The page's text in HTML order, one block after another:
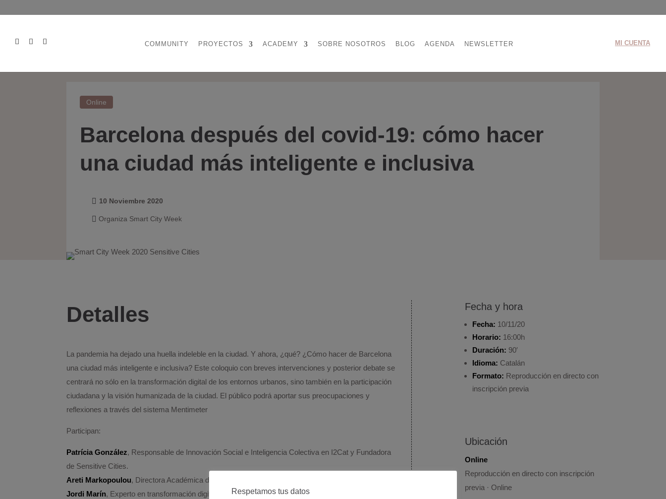
COMMUNITY PROYECTOS ACADEMY SOBRE NOSOTROS BLOG AGENDA NEWSLETTER MI CUENTA
Online
Barcelona después del covid-19: cómo hacer
una ciudad más inteligente e inclusiva
 10 Noviembre 2020
 Organiza Smart City Week
Detalles
La pandemia ha dejado una huella indeleble en la ciudad. Y ahora, ¿qué? ¿Cómo hacer de Barcelona
una ciudad más inteligente e inclusiva? Este coloquio con breves intervenciones y posterior debate se
centrará no sólo en la transformación digital de los entornos urbanos, sino también en la participación
ciudadana y la visión humanizada de la ciudad. El público podrá aportar sus preocupaciones y
reflexiones a través del sistema Mentimeter
Participan:
Patrícia González, Responsable de Innovación Social e Inteligencia Colectiva en I2Cat y Fundadora
de Sensitive Cities.
Areti Markopoulou, Directora Académica del IAAC
Jordi Marín, Experto en transformación digital de ciudades
Fecha y hora
Fecha: 10/11/20
Horario: 16:00h
Duración: 90′
Idioma: Catalán
Formato: Reproducción en directo con
inscripción previa
Ubicación
Online
Reproducción en directo con inscripción
previa · Online
Respetamos tus datos